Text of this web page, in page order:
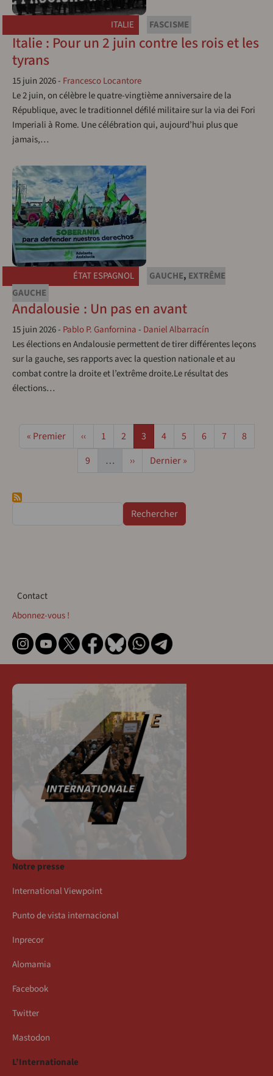
ITALIE FASCISME
Italie : Pour un 2 juin contre les rois et les
tyrans
15 juin 2026- Francesco Locantore
Le 2 juin, on célèbre le quatre-vingtième anniversaire de la
République, avec le traditionnel défilé militaire sur la via dei Fori
Imperiali à Rome. Une célébration qui, aujourd’hui plus que
jamais,…
ÉTAT ESPAGNOL GAUCHE, EXTRÊME
GAUCHE
Andalousie : Un pas en avant
15 juin 2026- Pablo P. Ganfornina- Daniel Albarracín
Les élections en Andalousie permettent de tirer différentes leçons
sur la gauche, ses rapports avec la question nationale et au
combat contre la droite et l’extrême droite.Le résultat des
élections…
Première page
« Premier Page précédente
‹‹ Page
1 Page
2 Page
3 Page
4 Page
5 Page
6 Page
7 Page
8
Page
9 … Page suivante
›› Dernière page
Dernier »
Contact
Contact
Abonnez-vous !
Notre presse
International Viewpoint
Punto de vista internacional
Inprecor
Alomamia
Facebook
Twitter
Mastodon
L’Internationale